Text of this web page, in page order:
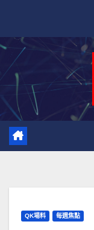
內
QK場料 每週焦點